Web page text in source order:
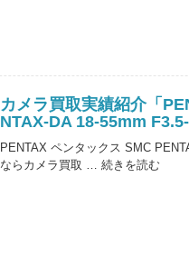
カメラ買取実績紹介「
NTAX-DA 18-55mm F3.5-
PENTAX ペンタックス SMC
ならカメラ買取 …続きを読む